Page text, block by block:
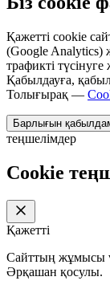
Қажетті cookie
(Google Analytics)
трафикті
Қабылдауға,
Толығырақ —
Барлығын
теңшелімдер
Cookie
Қажетті
Сайттың жұмысы
Әрқашан қосулы.